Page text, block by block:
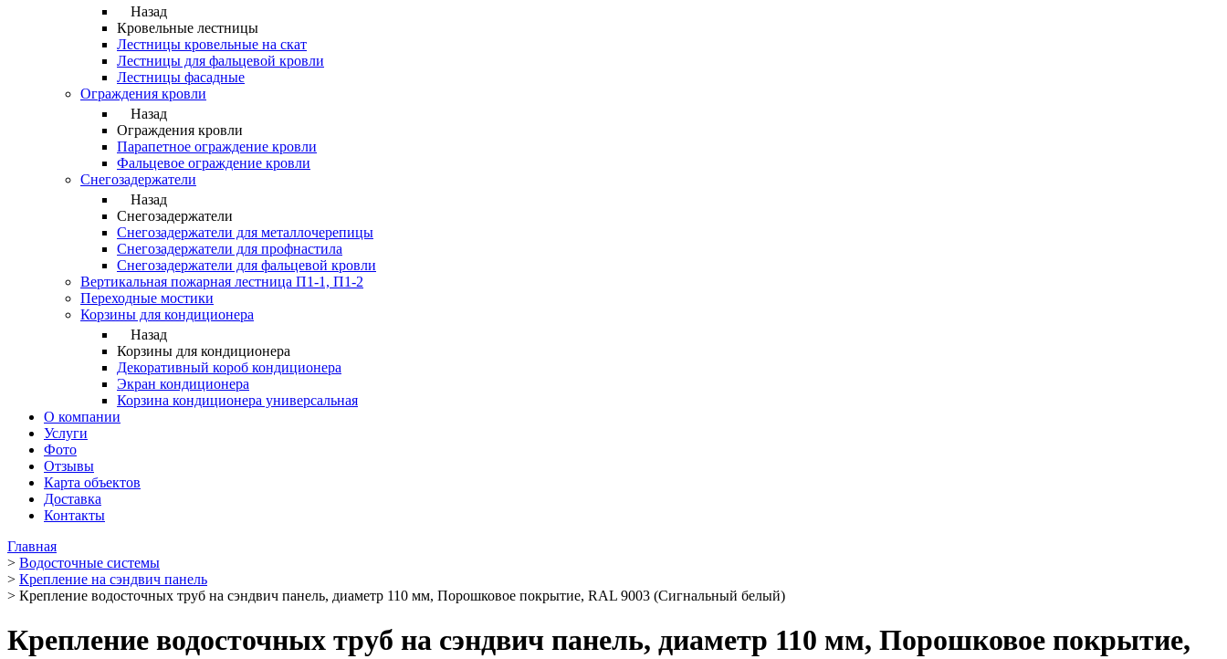
Назад
Кровельные лестницы
Лестницы кровельные на скат
Лестницы для фальцевой кровли
Лестницы фасадные
Ограждения кровли
Назад
Ограждения кровли
Парапетное ограждение кровли
Фальцевое ограждение кровли
Снегозадержатели
Назад
Снегозадержатели
Снегозадержатели для металлочерепицы
Снегозадержатели для профнастила
Снегозадержатели для фальцевой кровли
Вертикальная пожарная лестница П1-1, П1-2
Переходные мостики
Корзины для кондиционера
Назад
Корзины для кондиционера
Декоративный короб кондиционера
Экран кондиционера
Корзина кондиционера универсальная
О компании
Услуги
Фото
Отзывы
Карта объектов
Доставка
Контакты
Главная
> Водосточные системы
> Крепление на сэндвич панель
> Крепление водосточных труб на сэндвич панель, диаметр 110 мм, Порошковое покрытие, RAL 9003 (Сигнальный белый)
Крепление водосточных труб на сэндвич панель, диаметр 110 мм, Порошковое покрытие,